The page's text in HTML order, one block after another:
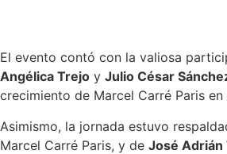
El evento contó con la valiosa
Angélica Trejo y Julio César
crecimiento de Marcel Carré Paris en
Asimismo, la jornada estuvo
Marcel Carré Paris, y de José Adrián